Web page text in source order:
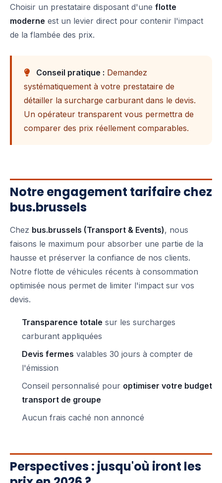
Choisir un prestataire disposant d'une flotte
moderne est un levier direct pour contenir l'impact
de la flambée des prix.
Conseil pratique : Demandez
systématiquement à votre prestataire de
détailler la surcharge carburant dans le devis.
Un opérateur transparent vous permettra de
comparer des prix réellement comparables.
Notre engagement tarifaire chez
bus.brussels
Chez bus.brussels (Transport & Events), nous
faisons le maximum pour absorber une partie de la
hausse et préserver la confiance de nos clients.
Notre flotte de véhicules récents à consommation
optimisée nous permet de limiter l'impact sur vos
devis.
Transparence totale sur les surcharges
carburant appliquées
Devis fermes valables 30 jours à compter de
l'émission
Conseil personnalisé pour optimiser votre budget
transport de groupe
Aucun frais caché non annoncé
Perspectives : jusqu'où iront les